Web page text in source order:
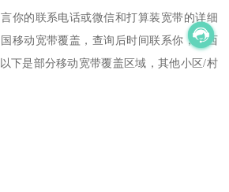
你的联系电话或微信和打算装宽带的详细
移动宽带覆盖，查询后时间联系你，全西
下是部分移动宽带覆盖区域，其他小区/村